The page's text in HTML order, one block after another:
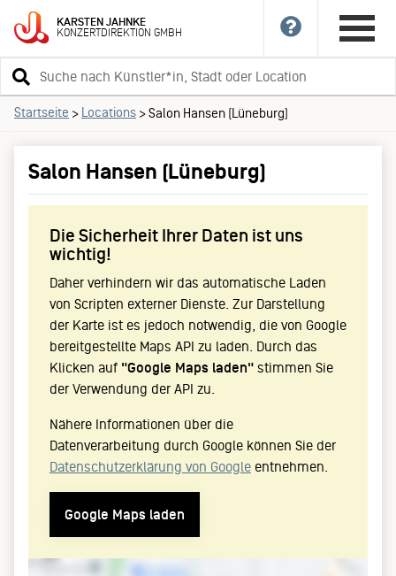
KARSTENJAHNKE
KONZERTDIREKTIONGMBH
Suchbegriff
eingeben
Startseite > Locations >Salon Hansen (Lüneburg)
Salon Hansen (Lüneburg)
Die Sicherheit Ihrer Daten ist uns
wichtig!
Daher verhindern wir das automatische Laden
von Scripten externer Dienste. Zur Darstellung
der Karte ist es jedoch notwendig, die von Google
bereitgestellte Maps API zu laden. Durch das
Klicken auf "Google Maps laden" stimmen Sie
der Verwendung der API zu.
Nähere Informationen über die
Datenverarbeitung durch Google können Sie der
Datenschutzerklärung von Google entnehmen.
Google Maps laden